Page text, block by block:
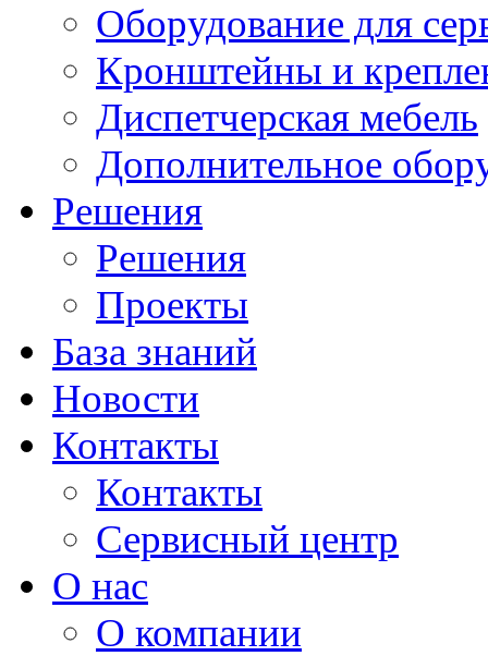
Оборудование для
Кронштейны и
Диспетчерская мебель
Дополнительное
Решения
Решения
Проекты
База знаний
Новости
Контакты
Контакты
Сервисный центр
О нас
О компании